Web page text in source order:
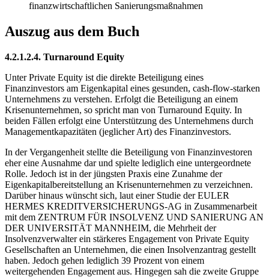
finanzwirtschaftlichen Sanierungsmaßnahmen
Auszug aus dem Buch
4.2.1.2.4. Turnaround Equity
Unter Private Equity ist die direkte Beteiligung eines
Finanzinvestors am Eigenkapital eines gesunden, cash-flow-starken
Unternehmens zu verstehen. Erfolgt die Beteiligung an einem
Krisenunternehmen, so spricht man von Turnaround Equity. In
beiden Fällen erfolgt eine Unterstützung des Unternehmens durch
Managementkapazitäten (jeglicher Art) des Finanzinvestors.
In der Vergangenheit stellte die Beteiligung von Finanzinvestoren
eher eine Ausnahme dar und spielte lediglich eine untergeordnete
Rolle. Jedoch ist in der jüngsten Praxis eine Zunahme der
Eigenkapitalbereitstellung an Krisenunternehmen zu verzeichnen.
Darüber hinaus wünscht sich, laut einer Studie der EULER
HERMES KREDITVERSICHERUNGS-AG in Zusammenarbeit
mit dem ZENTRUM FÜR INSOLVENZ UND SANIERUNG AN
DER UNIVERSITÄT MANNHEIM, die Mehrheit der
Insolvenzverwalter ein stärkeres Engagement von Private Equity
Gesellschaften an Unternehmen, die einen Insolvenzantrag gestellt
haben. Jedoch gehen lediglich 39 Prozent von einem
weitergehenden Engagement aus. Hingegen sah die zweite Gruppe